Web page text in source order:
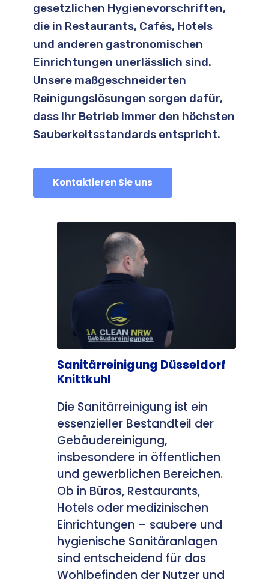
gesetzlichen Hygienevorschriften,
die in Restaurants, Cafés, Hotels
und anderen gastronomischen
Einrichtungen unerlässlich sind.
Unsere maßgeschneiderten
Reinigungslösungen sorgen dafür,
dass Ihr Betrieb immer den höchsten
Sauberkeitsstandards entspricht.
Kontaktieren Sie uns
Sanitärreinigung Düsseldorf
Knittkuhl
Die Sanitärreinigung ist ein
essenzieller Bestandteil der
Gebäudereinigung,
insbesondere in öffentlichen
und gewerblichen Bereichen.
Ob in Büros, Restaurants,
Hotels oder medizinischen
Einrichtungen – saubere und
hygienische Sanitäranlagen
sind entscheidend für das
Wohlbefinden der Nutzer und